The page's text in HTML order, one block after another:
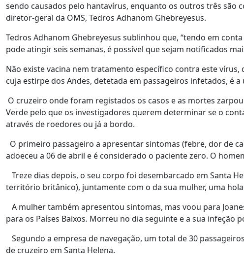
sendo causados pelo hantavírus, enquanto os outros três são
diretor-geral da OMS, Tedros Adhanom Ghebreyesus.
Tedros Adhanom Ghebreyesus sublinhou que, “tendo em
pode atingir seis semanas, é possível que sejam notificados
Não existe vacina nem tratamento específico contra este
cuja estirpe dos Andes, detetada em passageiros infetados, é
O cruzeiro onde foram registados os casos e as mortes
Verde pelo que os investigadores querem determinar se o
através de roedores ou já a bordo.
O primeiro passageiro a apresentar sintomas (febre, dor de
adoeceu a 06 de abril e é considerado o paciente zero. O
Treze dias depois, o seu corpo foi desembarcado em Santa
território britânico), juntamente com o da sua mulher, uma
A mulher também apresentou sintomas, mas voou para
para os Países Baixos. Morreu no dia seguinte e a sua infeção
Segundo a empresa de navegação, um total de 30
de cruzeiro em Santa Helena.